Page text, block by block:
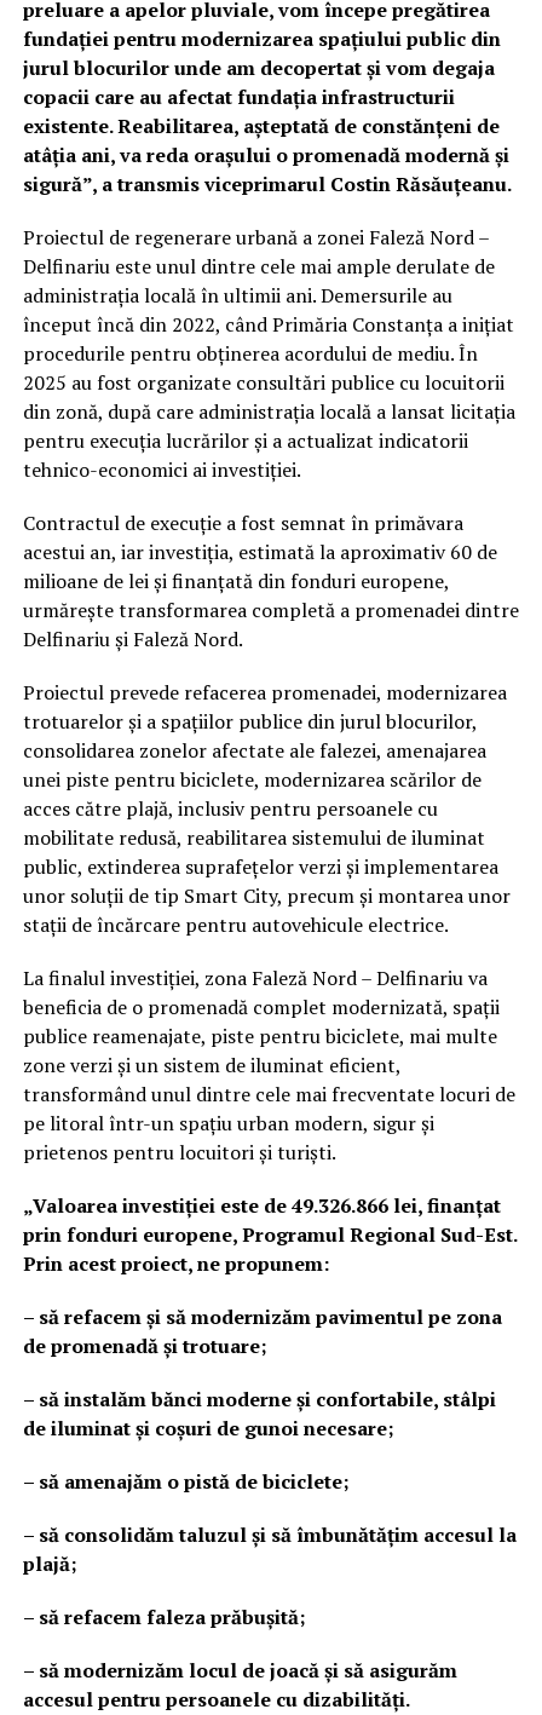
preluare a apelor pluviale, vom începe pregătirea
fundației pentru modernizarea spațiului public din
jurul blocurilor unde am decopertat și vom degaja
copacii care au afectat fundația infrastructurii
existente. Reabilitarea, așteptată de constănțeni de
atâția ani, va reda orașului o promenadă modernă și
sigură”, a transmis viceprimarul Costin Răsăuțeanu.
Proiectul de regenerare urbană a zonei Faleză Nord –
Delfinariu este unul dintre cele mai ample derulate de
administrația locală în ultimii ani. Demersurile au
început încă din 2022, când Primăria Constanța a inițiat
procedurile pentru obținerea acordului de mediu. În
2025 au fost organizate consultări publice cu locuitorii
din zonă, după care administrația locală a lansat licitația
pentru execuția lucrărilor și a actualizat indicatorii
tehnico-economici ai investiției.
Contractul de execuție a fost semnat în primăvara
acestui an, iar investiția, estimată la aproximativ 60 de
milioane de lei și finanțată din fonduri europene,
urmărește transformarea completă a promenadei dintre
Delfinariu și Faleză Nord.
Proiectul prevede refacerea promenadei, modernizarea
trotuarelor și a spațiilor publice din jurul blocurilor,
consolidarea zonelor afectate ale falezei, amenajarea
unei piste pentru biciclete, modernizarea scărilor de
acces către plajă, inclusiv pentru persoanele cu
mobilitate redusă, reabilitarea sistemului de iluminat
public, extinderea suprafețelor verzi și implementarea
unor soluții de tip Smart City, precum și montarea unor
stații de încărcare pentru autovehicule electrice.
La finalul investiției, zona Faleză Nord – Delfinariu va
beneficia de o promenadă complet modernizată, spații
publice reamenajate, piste pentru biciclete, mai multe
zone verzi și un sistem de iluminat eficient,
transformând unul dintre cele mai frecventate locuri de
pe litoral într-un spațiu urban modern, sigur și
prietenos pentru locuitori și turiști.
„Valoarea investiției este de 49.326.866 lei, finanțat
prin fonduri europene, Programul Regional Sud-Est.
Prin acest proiect, ne propunem:
– să refacem și să modernizăm pavimentul pe zona
de promenadă și trotuare;
– să instalăm bănci moderne și confortabile, stâlpi
de iluminat și coșuri de gunoi necesare;
– să amenajăm o pistă de biciclete;
– să consolidăm taluzul și să îmbunătățim accesul la
plajă;
– să refacem faleza prăbușită;
– să modernizăm locul de joacă și să asigurăm
accesul pentru persoanele cu dizabilități.